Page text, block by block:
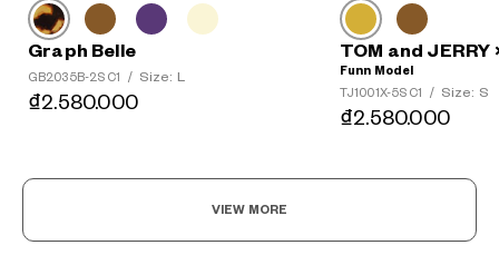
Graph Belle
GB2035B-2S C1 / Size: L
₫2.580.000
TOM and JERRY
Funn Model
TJ1001X-5S C1
/ Size: S
₫2.580.000
VIEW MORE